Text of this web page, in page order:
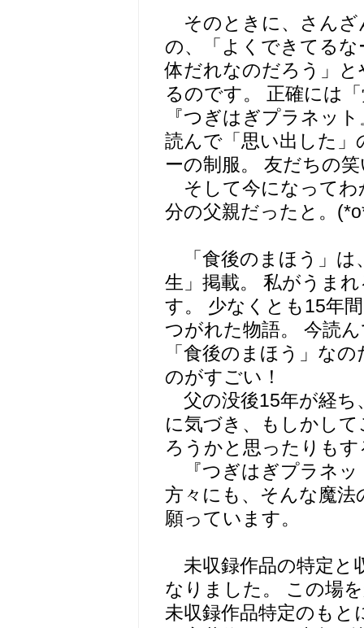
そのときに、さんざ
の、「よくできてる
体だれなのだろう」
るのです。 正確には
『つぎはぎプラネッ
読んで「思い出した」
ーの制服。 友だちの
そして今になってわ
分の父親だったと。
「食後のまほう」は
生」掲載。 私がうま
す。 少なくとも15年
つがれた物語。 今読
「食後のまほう」な
のがすごい！
父の没後15年が経ち
に気づき、もしかし
ろうかと思ったりも
『つぎはぎプラネッ
方々にも、そんな魔
願っています。
未収録作品の特定と
なりました。 この場
未収録作品特定のもと